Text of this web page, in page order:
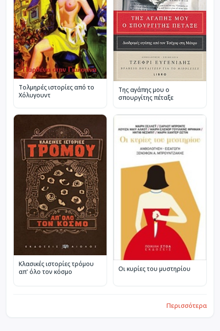
Τολμηρές ιστορίες από το
Χόλυγουντ
Της αγάπης μου ο
σπουργίτης πέταξε
Κλασικές ιστορίες τρόμου
απ' όλο τον κόσμο
Οι κυρίες του μυστηρίου
Περισσότερα